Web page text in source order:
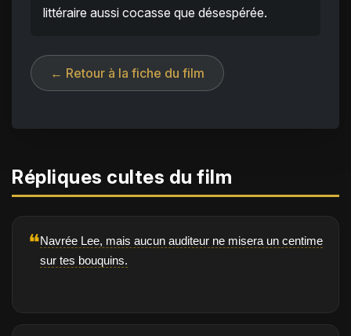
littéraire aussi cocasse que désespérée.
← Retour à la fiche du film
Répliques cultes du film
❝Navrée Lee, mais aucun auditeur ne misera un centime
sur tes bouquins.